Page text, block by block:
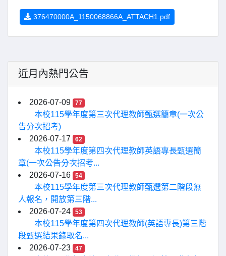
376470000A_1150068866A_ATTACH1.pdf
近月內熱門公告
2026-07-09 77
本校115學年度第三次代理教師甄選簡章(一次公
告分次招考)
2026-07-17
62
本校115學年度第四次代理教師英語專長甄選簡
章(一次公告分次招考...
2026-07-16
54
本校115學年度第三次代理教師甄選第二階段無
人報名，開放第三階...
2026-07-24
53
本校115學年度第四次代理教師(英語專長)第三階
段甄選結果錄取名...
2026-07-23
47